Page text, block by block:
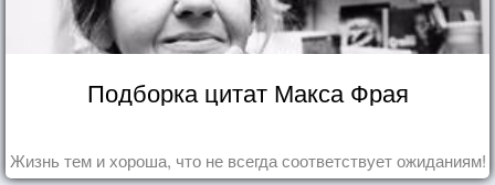
Подборка цитат Макса Фрая
Жизнь тем и хороша, что не всегда соответствует ожиданиям!